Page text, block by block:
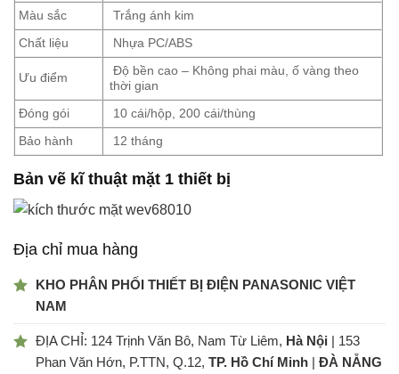
Màu sắc Trắng ánh kim
Chất liệu Nhựa PC/ABS
Ưu điểm
Độ bền cao – Không phai màu, ố vàng theo
thời gian
Đóng gói 10 cái/hộp, 200 cái/thùng
Bảo hành 12 tháng
Bản vẽ kĩ thuật mặt 1 thiết bị
Địa chỉ mua hàng
KHO PHÂN PHỐI THIẾT BỊ ĐIỆN PANASONIC VIỆT
NAM
ĐỊA CHỈ: 124 Trịnh Văn Bô, Nam Từ Liêm, Hà Nội | 153
Phan Văn Hớn, P.TTN, Q.12, TP. Hồ Chí Minh | ĐÀ NẴNG